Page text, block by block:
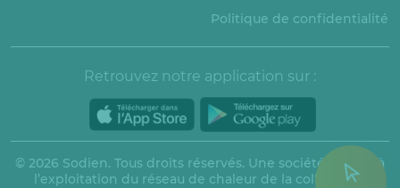
Politique de confidentialité
Retrouvez notre application sur :
© 2026 Sodien. Tous droits réservés. Une société dédiée à
l’exploitation du réseau de chaleur de la collectivité